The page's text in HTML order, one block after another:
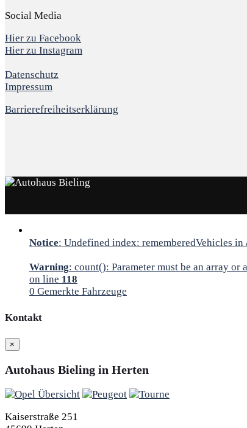
Social Media
Hier zu Facebook
Hier zu Instagram
Datenschutz
Impressum
Barrierefreiheitserklärung
Notice: Undefined index: rememberedVehicles in
Warning: count(): Parameter must be an array
on line 118
0 Gemerkte Fahrzeuge
Kontakt
×
Autohaus Bieling in Herten
Kaiserstraße 251